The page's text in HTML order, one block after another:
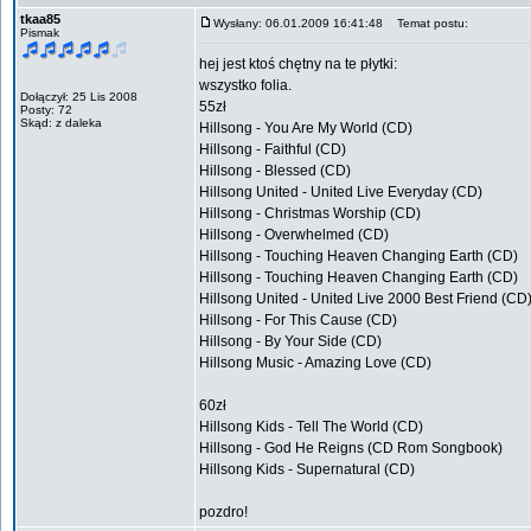
tkaa85
Pismak
Dołączył: 25 Lis 2008
Posty: 72
Skąd: z daleka
Wysłany: 06.01.2009 16:41:48 Temat postu:
hej jest ktoś chętny na te płytki:
wszystko folia.
55zł
Hillsong - You Are My World (CD)
Hillsong - Faithful (CD)
Hillsong - Blessed (CD)
Hillsong United - United Live Everyday (CD)
Hillsong - Christmas Worship (CD)
Hillsong - Overwhelmed (CD)
Hillsong - Touching Heaven Changing Earth (CD)
Hillsong - Touching Heaven Changing Earth (CD)
Hillsong United - United Live 2000 Best Friend (CD)
Hillsong - For This Cause (CD)
Hillsong - By Your Side (CD)
Hillsong Music - Amazing Love (CD)
60zł
Hillsong Kids - Tell The World (CD)
Hillsong - God He Reigns (CD Rom Songbook)
Hillsong Kids - Supernatural (CD)
pozdro!